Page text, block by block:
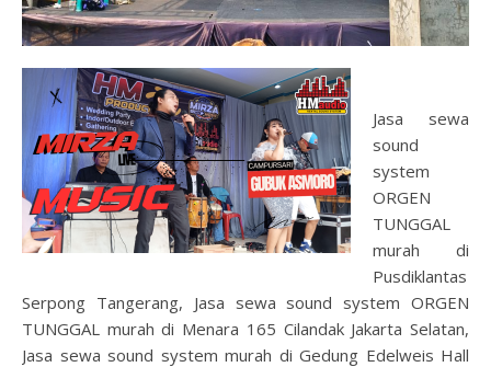
Jasa sewa
sound
system
ORGEN
TUNGGAL
murah di
Pusdiklantas
Serpong Tangerang, Jasa sewa sound system ORGEN
TUNGGAL murah di Menara 165 Cilandak Jakarta Selatan,
Jasa sewa sound system murah di Gedung Edelweis Hall